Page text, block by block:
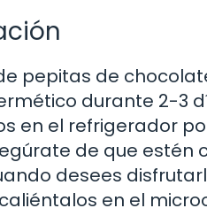
pepitas de
durante 2-3
en el refrigerador
de que
desees
en el